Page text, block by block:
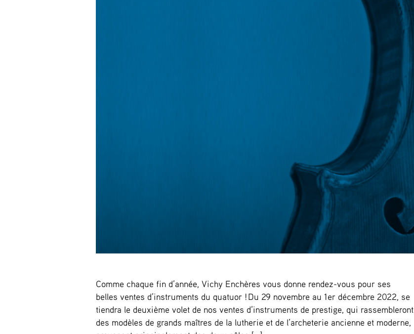
Comme chaque fin d’année, Vichy Enchères vous donne rendez-vous pour ses
belles ventes d’instruments du quatuor ! Du 29 novembre au 1er décembre 2022, se
tiendra le deuxième volet de nos ventes d’instruments de prestige, qui rassembleront
des modèles de grands maîtres de la lutherie et de l’archeterie ancienne et moderne,